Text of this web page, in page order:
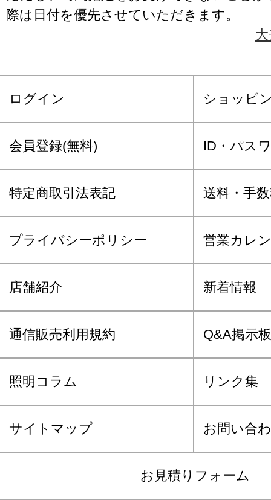
際は日付を優先させていただきます。
ログイン ショッピ
会員登録(無料) ID・パス
特定商取引法表記 送料・手
プライバシーポリシー 営業カレ
店舗紹介 新着情報
通信販売利用規約 Q&A掲示板
照明コラム リンク集
サイトマップ お問い合
お見積りフォーム